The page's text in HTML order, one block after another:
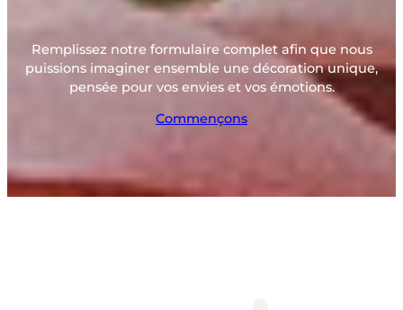
Remplissez notre formulaire complet afin que nous
puissions imaginer ensemble une décoration unique,
pensée pour vos envies et vos émotions.
Commençons